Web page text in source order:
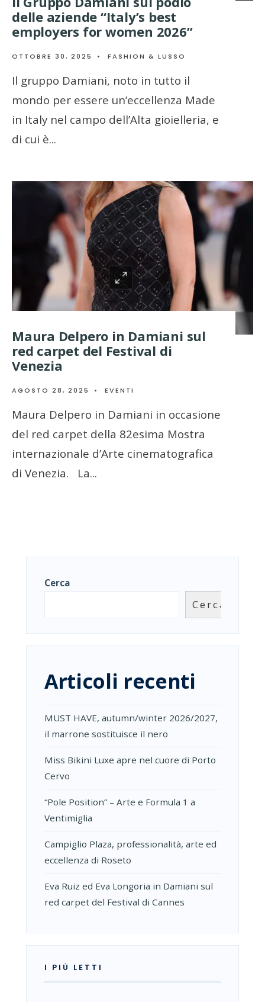
delle aziende “Italy’s best
employers for women 2026”
OTTOBRE 30, 2025 • FASHION & LUSSO
Il gruppo Damiani, noto in tutto il
mondo per essere un’eccellenza Made
in Italy nel campo dell’Alta gioielleria, e
di cui è...
Maura Delpero in Damiani sul
red carpet del Festival di
Venezia
AGOSTO 28, 2025 • EVENTI
Maura Delpero in Damiani in occasione
del red carpet della 82esima Mostra
internazionale d’Arte cinematografica
di Venezia. La...
Cerca
Cerca
Articoli recenti
MUST HAVE, autumn/winter 2026/2027,
il marrone sostituisce il nero
Miss Bikini Luxe apre nel cuore di Porto
Cervo
“Pole Position” – Arte e Formula 1 a
Ventimiglia
Campiglio Plaza, professionalità, arte ed
eccellenza di Roseto
Eva Ruiz ed Eva Longoria in Damiani sul
red carpet del Festival di Cannes
I PIÙ LETTI